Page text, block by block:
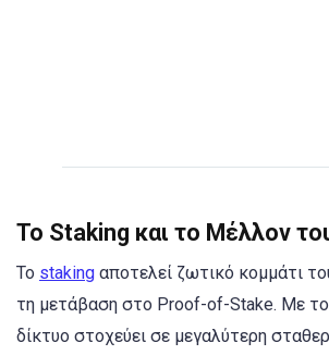
Το Staking και το Μέλλον
Το staking αποτελεί ζωτικό κομμάτι
τη μετάβαση στο Proof-of-Stake. Με
δίκτυο στοχεύει σε μεγαλύτερη